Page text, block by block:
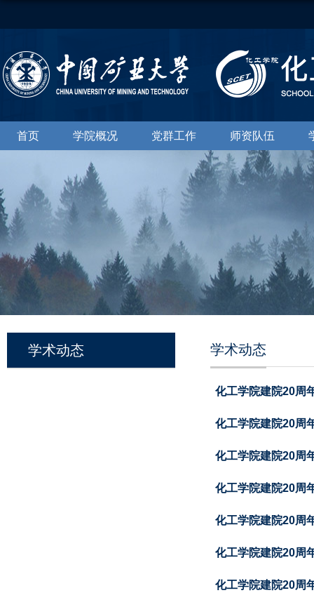
首页 学院概况 党群工作 师资队伍
学术动态 学术动态
化工学院建院20周
化工学院建院20周
化工学院建院20周
化工学院建院20周
化工学院建院20周
化工学院建院20周
化工学院建院20周